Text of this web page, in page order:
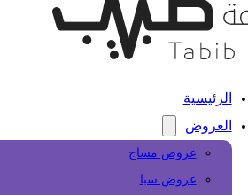
الرئيسية
العروض
عروض مساج
عروض سبا